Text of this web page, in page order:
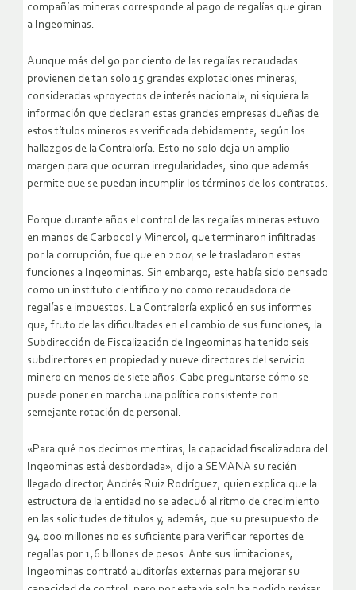
compañías mineras corresponde al pago de regalías que giran
a Ingeominas.
Aunque más del 90 por ciento de las regalías recaudadas
provienen de tan solo 15 grandes explotaciones mineras,
consideradas «proyectos de interés nacional», ni siquiera la
información que declaran estas grandes empresas dueñas de
estos títulos mineros es verificada debidamente, según los
hallazgos de la Contraloría. Esto no solo deja un amplio
margen para que ocurran irregularidades, sino que además
permite que se puedan incumplir los términos de los contratos.
Porque durante años el control de las regalías mineras estuvo
en manos de Carbocol y Minercol, que terminaron infiltradas
por la corrupción, fue que en 2004 se le trasladaron estas
funciones a Ingeominas. Sin embargo, este había sido pensado
como un instituto científico y no como recaudadora de
regalías e impuestos. La Contraloría explicó en sus informes
que, fruto de las dificultades en el cambio de sus funciones, la
Subdirección de Fiscalización de Ingeominas ha tenido seis
subdirectores en propiedad y nueve directores del servicio
minero en menos de siete años. Cabe preguntarse cómo se
puede poner en marcha una política consistente con
semejante rotación de personal.
«Para qué nos decimos mentiras, la capacidad fiscalizadora del
Ingeominas está desbordada», dijo a SEMANA su recién
llegado director, Andrés Ruiz Rodríguez, quien explica que la
estructura de la entidad no se adecuó al ritmo de crecimiento
en las solicitudes de títulos y, además, que su presupuesto de
94.000 millones no es suficiente para verificar reportes de
regalías por 1,6 billones de pesos. Ante sus limitaciones,
Ingeominas contrató auditorías externas para mejorar su